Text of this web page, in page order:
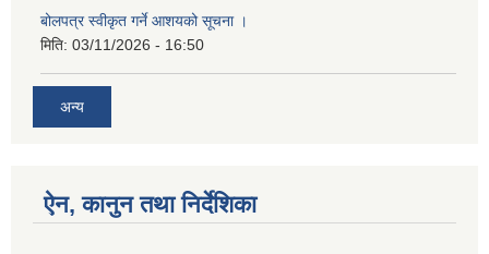
बोलपत्र स्वीकृत गर्ने आशयको सूचना ।
मिति: 03/11/2026 - 16:50
अन्य
ऐन, कानुन तथा निर्देशिका